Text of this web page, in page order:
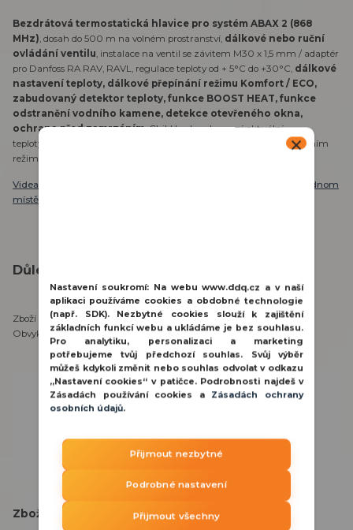
Bezdrátová termostatická hlavice pro systém ABAX 2 (868
MHz), dosah do 500 m na volném prostranství, dálkové nebo ruční
ovládání ventilu, instalace na ventil se závitem M30 x 1,5 mm / adaptér
pro Danfoss RA RAV, RAVL, regulace teploty od + 5°C do +30°C, dálkové
nastavení teploty, dálkové přepínání režimu Komfort / ECO,
zabudovaný detektor teploty, funkce BOOST HEAT, funkce
odstranění vodního kamene, detekce otevřeného okna,
ochrana před zamrzáním, Child Lock, zobrazení aktuální
teploty/režimu na displeji, kontrola stavu baterie, odběr v pohotovostním
režimu 74 ?A, napájení 2 x 1,5 V LR6 AA, rozměry ?56 x 97 mm
Videa
na jednom
místě zde
Důležité informace:
Zboží se nachází na našem externím skladu v Praze.
Obvyklá doba vyřízení objednávky je 3-5 pracovních dnů.
Potřebujete poradit?
obchod@ddq.cz
Zboží zařazeno v kategoriích
Nastavení soukromí: Na webu www.ddq.cz a v naší
aplikaci používáme cookies a obdobné technologie
(např. SDK). Nezbytné cookies slouží k zajištění
základních funkcí webu a ukládáme je bez souhlasu.
Pro analytiku, personalizaci a marketing
potřebujeme tvůj předchozí souhlas. Svůj výběr
můžeš kdykoli změnit nebo souhlas odvolat v odkazu
„Nastavení cookies“ v patičce. Podrobnosti najdeš v
Zásadách používání cookies a Zásadách ochrany
osobních údajů.
Přijmout nezbytné
Podrobné nastavení
Přijmout všechny